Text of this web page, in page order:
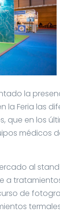
la
Feria las
que en los
médicos
al
a
de